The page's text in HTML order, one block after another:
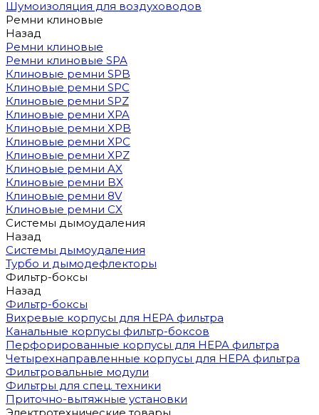
Шумоизоляция для воздуховодов
Ремни клиновые
Назад
Ремни клиновые
Ремни клиновые SPA
Клиновые ремни SPB
Клиновые ремни SPC
Клиновые ремни SPZ
Клиновые ремни XPA
Клиновые ремни XPB
Клиновые ремни XPC
Клиновые ремни XPZ
Клиновые ремни AX
Клиновые ремни BX
Клиновые ремни 8V
Клиновые ремни CX
Системы дымоудаления
Назад
Системы дымоудаления
Турбо и дымодефлекторы
Фильтр-боксы
Назад
Фильтр-боксы
Вихревые корпусы для HEPA фильтра
Канальные корпусы фильтр-боксов
Перфорированные корпусы для HEPA фильтра
Четырехнаправленные корпусы для HEPA фильтра
Фильтровальные модули
Фильтры для спец. техники
Приточно-вытяжные установки